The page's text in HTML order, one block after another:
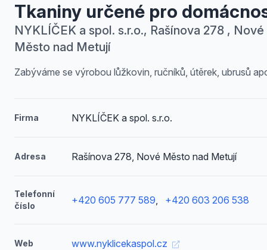
Tkaniny určené pro
NYKLÍČEK a spol. s.r.o., Rašínova 278 , Nové
Město nad Metují
Zabýváme se výrobou lůžkovin, ručníků, útěrek, ubrusů
Firma NYKLÍČEK a spol. s.r.o.
Adresa Rašínova 278, Nové Město nad Metují
Telefonní
číslo
+420 605 777 589, +420 603 206 538
Web www.nyklicekaspol.cz